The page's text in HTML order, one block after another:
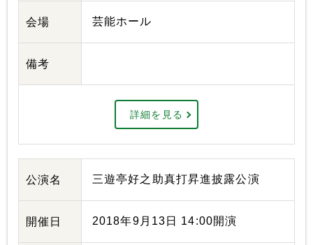
会場 芸能ホール
備考
詳細を見る
公演名 三遊亭好之助真打昇進披露公演
開催日 2018年9月13日 14:00開演